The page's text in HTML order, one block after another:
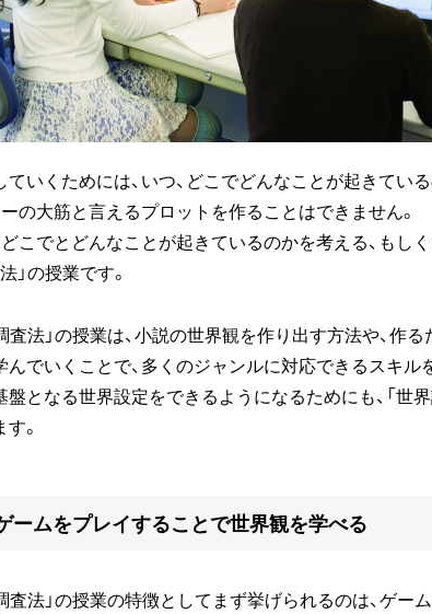
いくためには、いつ、どこでどんなことが起きてい
ーの大筋と言えるプロットを作ることはできません。
どこでとどんなことが起きているのかを考える、もし
」の授業です。
調査法」の授業は、小説の世界観を作り出す方法や、
んでいくことで、多くのジャンルに対応できるスキル
となる世界設定をできるようになるためにも、「世
。
ームをプレイすることで世界観を学べる
調査法」の授業の特徴としてまず挙げられるのは、ゲ